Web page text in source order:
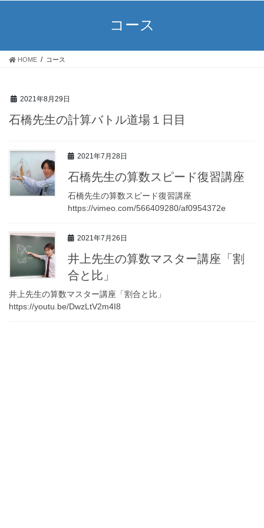
コース
HOME コース
2021年8月29日
石橋先生の計算バトル道場１日目
2021年7月28日
石橋先生の算数スピード復習講座
石橋先生の算数スピード復習講座
https://vimeo.com/566409280/af0954372e
2021年7月26日
井上先生の算数マスター講座「割
合と比」
井上先生の算数マスター講座「割合と比」
https://youtu.be/DwzLtV2m4I8